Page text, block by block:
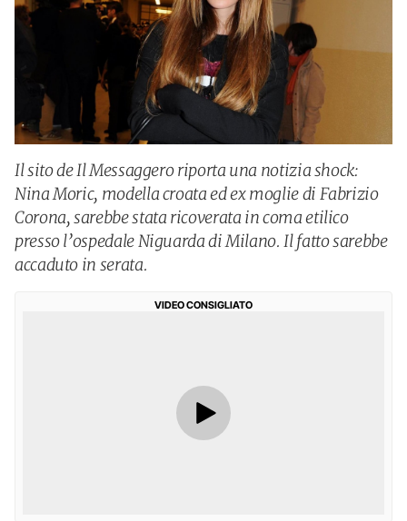
Il sito de Il Messaggero riporta una notizia shock:
Nina Moric, modella croata ed ex moglie di Fabrizio
Corona, sarebbe stata ricoverata in coma etilico
presso l’ospedale Niguarda di Milano. Il fatto sarebbe
accaduto in serata.
VIDEO CONSIGLIATO